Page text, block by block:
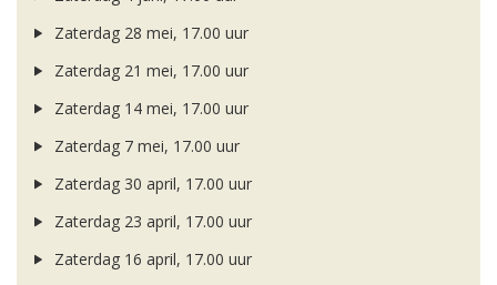
Zaterdag 28 mei, 17.00 uur
Zaterdag 21 mei, 17.00 uur
Zaterdag 14 mei, 17.00 uur
Zaterdag 7 mei, 17.00 uur
Zaterdag 30 april, 17.00 uur
Zaterdag 23 april, 17.00 uur
Zaterdag 16 april, 17.00 uur